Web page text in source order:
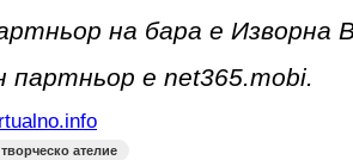
на бара е Изворна
партньор е net365.mobi.
творческо ателие